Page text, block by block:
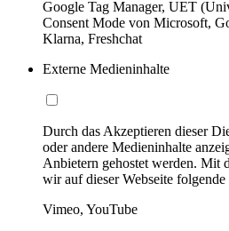
Google Tag Manager, UET
Consent Mode von Microsoft,
Klarna, Freshchat
Externe Medieninhalte
Durch das Akzeptieren dieser
oder andere Medieninhalte
Anbietern gehostet werden. Mit
wir auf dieser Webseite
Vimeo, YouTube